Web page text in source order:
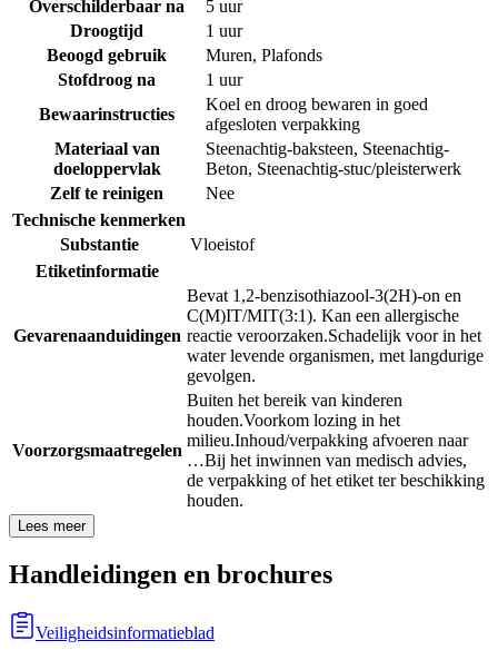
Overschilderbaar na
5 uur
Droogtijd
1 uur
Beoogd gebruik
Muren, Plafonds
Stofdroog na
1 uur
Bewaarinstructies
Koel en droog bewaren in goed
afgesloten verpakking
Materiaal van
doeloppervlak
Steenachtig-baksteen, Steenachtig-
Beton, Steenachtig-stuc/pleisterwerk
Zelf te reinigen
Nee
Technische kenmerken
Substantie
Vloeistof
Etiketinformatie
Gevarenaanduidingen
Bevat 1,2-benzisothiazool-3(2H)-on en
C(M)IT/MIT(3:1). Kan een allergische
reactie veroorzaken.Schadelijk voor in het
water levende organismen, met langdurige
gevolgen.
Voorzorgsmaatregelen
Buiten het bereik van kinderen
houden.Voorkom lozing in het
milieu.Inhoud/verpakking afvoeren naar
…Bij het inwinnen van medisch advies,
de verpakking of het etiket ter beschikking
houden.
Lees meer
Handleidingen en brochures
Veiligheidsinformatieblad